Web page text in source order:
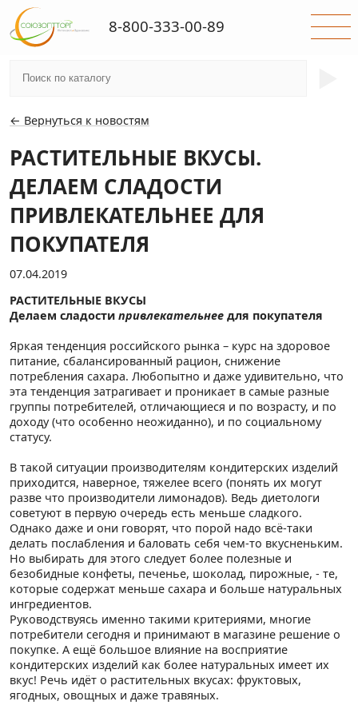
← Вернуться к новостям
РАСТИТЕЛЬНЫЕ ВКУСЫ.
ДЕЛАЕМ СЛАДОСТИ
ПРИВЛЕКАТЕЛЬНЕЕ ДЛЯ
ПОКУПАТЕЛЯ
07.04.2019
РАСТИТЕЛЬНЫЕ ВКУСЫ
Делаем сладости привлекательнее для покупателя
Яркая тенденция российского рынка – курс на здоровое
питание, сбалансированный рацион, снижение
потребления сахара. Любопытно и даже удивительно, что
эта тенденция затрагивает и проникает в самые разные
группы потребителей, отличающиеся и по возрасту, и по
доходу (что особенно неожиданно), и по социальному
статусу.
В такой ситуации производителям кондитерских изделий
приходится, наверное, тяжелее всего (понять их могут
разве что производители лимонадов). Ведь диетологи
советуют в первую очередь есть меньше сладкого.
Однако даже и они говорят, что порой надо всё-таки
делать послабления и баловать себя чем-то вкусненьким.
Но выбирать для этого следует более полезные и
безобидные конфеты, печенье, шоколад, пирожные, - те,
которые содержат меньше сахара и больше натуральных
ингредиентов.
Руководствуясь именно такими критериями, многие
потребители сегодня и принимают в магазине решение о
покупке. А ещё большое влияние на восприятие
кондитерских изделий как более натуральных имеет их
вкус! Речь идёт о растительных вкусах: фруктовых,
ягодных, овощных и даже травяных.
8-800-333-00-89